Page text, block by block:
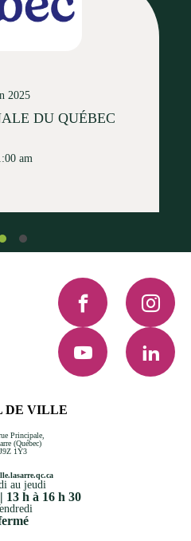
2025
DU QUÉBEC
am
DE VILLE
Principale,
(Québec)
J9Z 1Y3
au jeudi
13 h à 16 h 30
Facebook
YouTube